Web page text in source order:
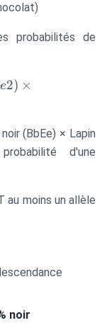
probabilités de
e2) ×
(BbEe) × Lapin
d'une
au moins un allèle
noir